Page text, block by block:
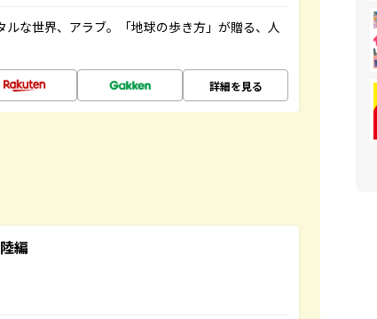
な世界、アラブ。「地球の歩き方」が贈る、人
詳細を見る
編